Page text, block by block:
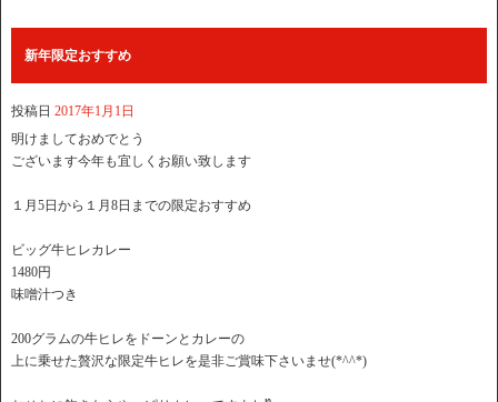
新年限定おすすめ
投稿日 2017年1月1日
明けましておめでとう
ございます今年も宜しくお願い致します
１月5日から１月8日までの限定おすすめ
ビッグ牛ヒレカレー
1480円
味噌汁つき
200グラムの牛ヒレをドーンとカレーの
上に乗せた贅沢な限定牛ヒレを是非ご賞味下さいませ(*^^*)